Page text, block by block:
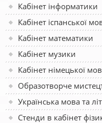
Кабінет інформатики
Кабінет іспанської
Кабінет математики
Кабінет музики
Кабінет німецької
Образотворче
Українська мова та
Стенди в кабінет